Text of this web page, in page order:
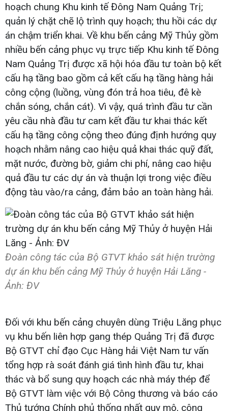
hoạch chung Khu kinh tế Đông Nam Quảng Trị;
quản lý chặt chẽ lộ trình quy hoạch; thu hồi các dự
án chậm triển khai. Về khu bến cảng Mỹ Thủy gồm
nhiều bến cảng phục vụ trực tiếp Khu kinh tế Đông
Nam Quảng Trị được xã hội hóa đầu tư toàn bộ kết
cấu hạ tầng bao gồm cả kết cấu hạ tầng hàng hải
công cộng (luồng, vùng đón trả hoa tiêu, đê kè
chắn sóng, chắn cát). Vì vậy, quá trình đầu tư cần
yêu cầu nhà đầu tư cam kết đầu tư khai thác kết
cấu hạ tầng công cộng theo đúng định hướng quy
hoạch nhằm nâng cao hiệu quả khai thác quỹ đất,
mặt nước, đường bờ, giảm chi phí, nâng cao hiệu
quả đầu tư các dự án và thuận lợi trong việc điều
động tàu vào/ra cảng, đảm bảo an toàn hàng hải.
Đoàn công tác của Bộ GTVT khảo sát hiện trường
dự án khu bến cảng Mỹ Thủy ở huyện Hải Lăng -
Ảnh: ĐV
Đối với khu bến cảng chuyên dùng Triệu Lăng phục
vụ khu bến liên hợp gang thép Quảng Trị đã được
Bộ GTVT chỉ đạo Cục Hàng hải Việt Nam tư vấn
tổng hợp rà soát đánh giá tình hình đầu tư, khai
thác và bổ sung quy hoạch các nhà máy thép để
Bộ GTVT làm việc với Bộ Công thương và báo cáo
Thủ tướng Chính phủ thống nhất quy mô, công